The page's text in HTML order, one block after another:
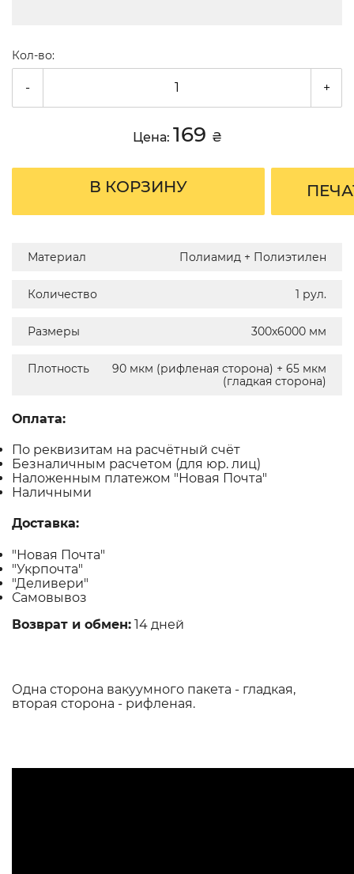
Кол-во:
- +
Цена: 169 ₴
В КОРЗИНУ
Материал Полиамид + Полиэтилен
Количество 1 рул.
Размеры 300х6000 мм
Плотность
90 мкм (рифленая сторона) + 65 мкм
(гладкая сторона)
Оплата:
По реквизитам на расчётный счёт
Безналичным расчетом (для юр. лиц)
Наложенным платежом "Новая Почта"
Наличными
Доставка:
"Новая Почта"
"Укрпочта"
"Деливери"
Самовывоз
Возврат и обмен: 14 дней
Одна сторона вакуумного пакета - гладкая,
вторая сторона - рифленая.